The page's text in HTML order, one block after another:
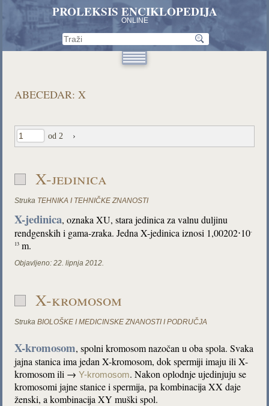
PROLEKSIS ENCIKLOPEDIJA
ONLINE
ABECEDAR: X
od 2 ›
X-jedinica
Struka TEHNIKA I TEHNIČKE ZNANOSTI
X-jedinica, oznaka XU, stara jedinica za valnu duljinu
rendgenskih i gama-zraka. Jedna X-jedinica iznosi 1,00202⋅10-
13 m.
Objavljeno: 22. lipnja 2012.
X-kromosom
Struka BIOLOŠKE I MEDICINSKE ZNANOSTI I PODRUČJA
X-kromosom, spolni kromosom nazočan u oba spola. Svaka
jajna stanica ima jedan X-kromosom, dok spermiji imaju ili X-
kromosom ili →Y-kromosom. Nakon oplodnje ujedinjuju se
kromosomi jajne stanice i spermija, pa kombinacija XX daje
ženski, a kombinacija XY muški spol.